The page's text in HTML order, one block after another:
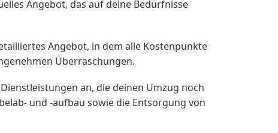
Angebot, das auf deine Bedürfnisse
Angebot, in dem alle Kostenpunkte
Überraschungen.
an, die deinen Umzug noch
und -aufbau sowie die Entsorgung von